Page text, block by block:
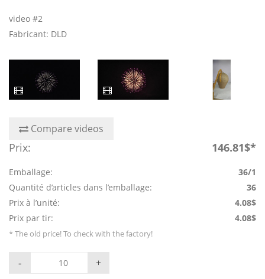
video #2
Fabricant: DLD
Compare videos
Prix: 146.81$*
Emballage:
36/1
Quantité d’articles dans l’emballage:
36
Prix à l’unité:
4.08$
Prix par tir:
4.08$
* The old price! To check with the factory!
+
-